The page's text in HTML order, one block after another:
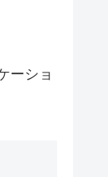
ーショ